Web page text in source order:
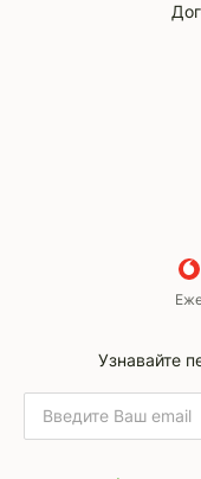
Узнавайте